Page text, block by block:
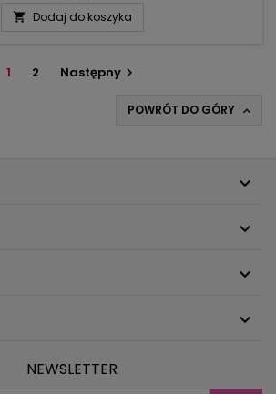
udziałem mają w sobie za to wiele
 Dodaj do koszyka
1 2 Następny 
POWRÓT DO GÓRY 




NEWSLETTER